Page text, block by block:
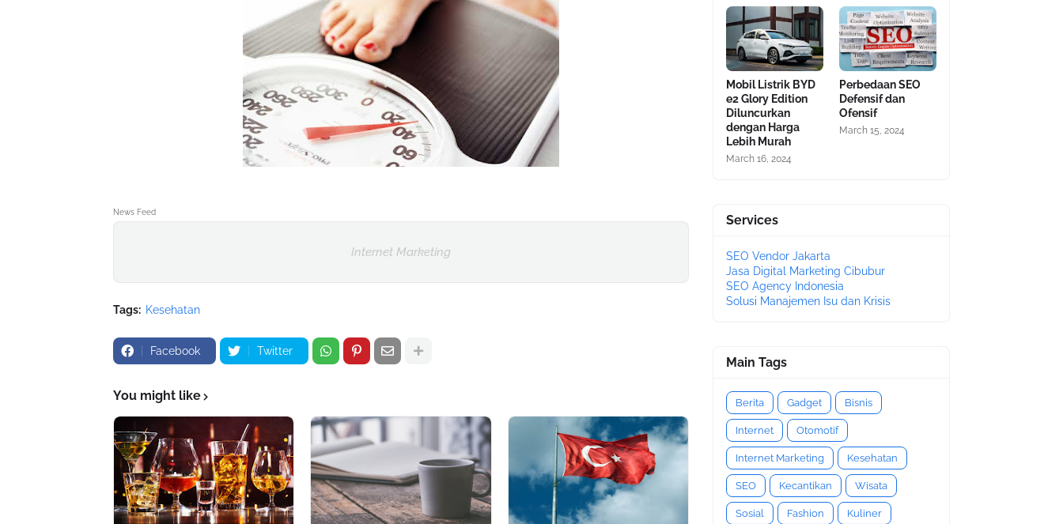
News Feed
Internet Marketing
Tags: Kesehatan
Facebook Twitter
You might like
Mobil Listrik BYD
e2 Glory Edition
Diluncurkan
dengan Harga
Lebih Murah
March 16, 2024
Perbedaan SEO
Defensif dan
Ofensif
March 15, 2024
Services
SEO Vendor Jakarta
Jasa Digital Marketing Cibubur
SEO Agency Indonesia
Solusi Manajemen Isu dan Krisis
Main Tags
Berita Gadget Bisnis
Internet Otomotif
Internet Marketing Kesehatan
SEO Kecantikan Wisata
Sosial Fashion Kuliner